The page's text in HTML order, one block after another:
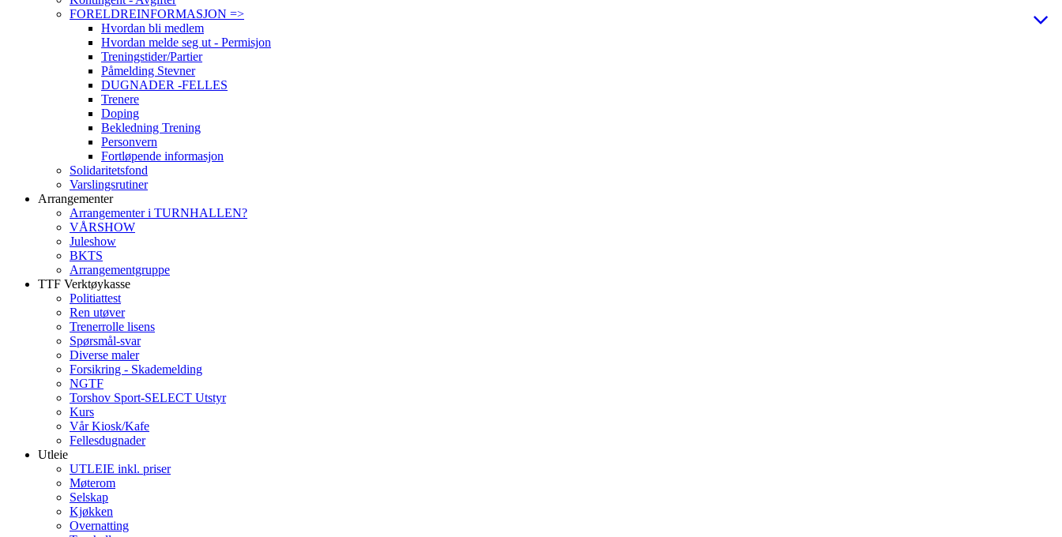
FORELDREINFORMASJON =>
Hvordan bli medlem
Hvordan melde seg ut - Permisjon
Treningstider/Partier
Påmelding Stevner
DUGNADER -FELLES
Trenere
Doping
Bekledning Trening
Personvern
Fortløpende informasjon
Solidaritetsfond
Varslingsrutiner
Arrangementer
Arrangementer i TURNHALLEN?
VÅRSHOW
Juleshow
BKTS
Arrangementgruppe
TTF Verktøykasse
Politiattest
Ren utøver
Trenerrolle lisens
Spørsmål-svar
Diverse maler
Forsikring - Skademelding
NGTF
Torshov Sport-SELECT Utstyr
Kurs
Vår Kiosk/Kafe
Fellesdugnader
Utleie
UTLEIE inkl. priser
Møterom
Selskap
Kjøkken
Overnatting